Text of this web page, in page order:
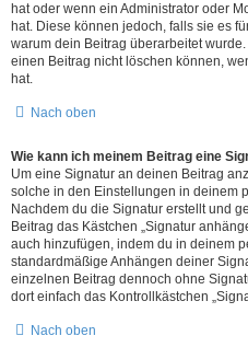
hat oder wenn ein Administrator oder
hat. Diese können jedoch, falls sie es
warum dein Beitrag überarbeitet
einen Beitrag nicht löschen können,
hat.
Nach oben
Wie kann ich meinem Beitrag eine
Um eine Signatur an deinen Beitrag
solche in den Einstellungen in deinem
Nachdem du die Signatur erstellt und
Beitrag das Kästchen „Signatur
auch hinzufügen, indem du in deinem
standardmäßige Anhängen deiner
einzelnen Beitrag dennoch ohne
dort einfach das Kontrollkästchen
Nach oben